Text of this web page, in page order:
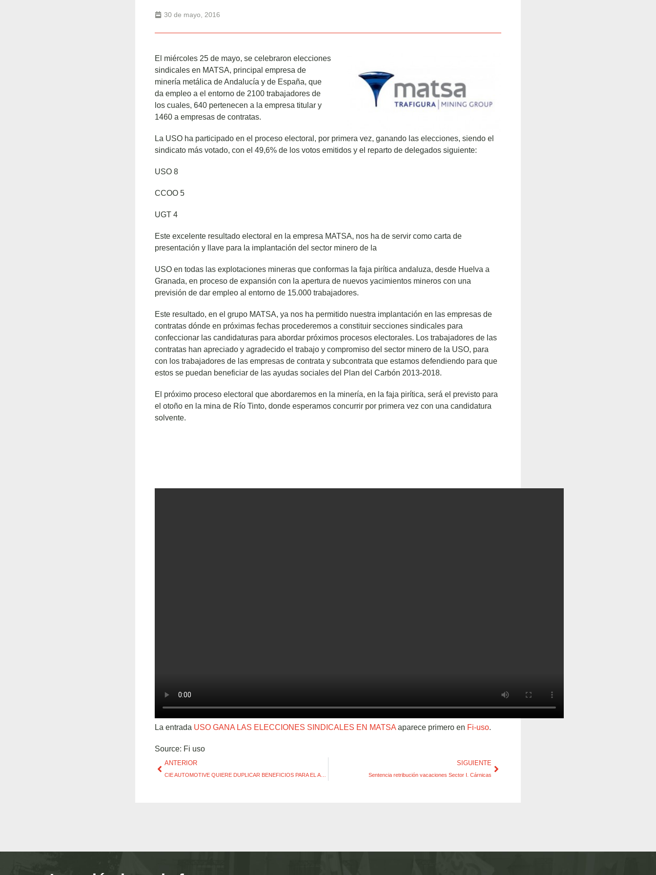
30 de mayo, 2016
El miércoles 25 de mayo, se celebraron elecciones
sindicales en MATSA, principal empresa de
minería metálica de Andalucía y de España, que
da empleo a el entorno de 2100 trabajadores de
los cuales, 640 pertenecen a la empresa titular y
1460 a empresas de contratas.
La USO ha participado en el proceso electoral, por primera vez, ganando las elecciones, siendo el
sindicato más votado, con el 49,6% de los votos emitidos y el reparto de delegados siguiente:
USO 8
CCOO 5
UGT 4
Este excelente resultado electoral en la empresa MATSA, nos ha de servir como carta de
presentación y llave para la implantación del sector minero de la
USO en todas las explotaciones mineras que conformas la faja pirítica andaluza, desde Huelva a
Granada, en proceso de expansión con la apertura de nuevos yacimientos mineros con una
previsión de dar empleo al entorno de 15.000 trabajadores.
Este resultado, en el grupo MATSA, ya nos ha permitido nuestra implantación en las empresas de
contratas dónde en próximas fechas procederemos a constituir secciones sindicales para
confeccionar las candidaturas para abordar próximos procesos electorales. Los trabajadores de las
contratas han apreciado y agradecido el trabajo y compromiso del sector minero de la USO, para
con los trabajadores de las empresas de contrata y subcontrata que estamos defendiendo para que
estos se puedan beneficiar de las ayudas sociales del Plan del Carbón 2013-2018.
El próximo proceso electoral que abordaremos en la minería, en la faja pirítica, será el previsto para
el otoño en la mina de Río Tinto, donde esperamos concurrir por primera vez con una candidatura
solvente.
La entrada USO GANA LAS ELECCIONES SINDICALES EN MATSA aparece primero en Fi-uso.
Source: Fi uso
ANTERIOR SIGUIENTE
Sentencia retribución vacaciones Sector I. Cárnicas